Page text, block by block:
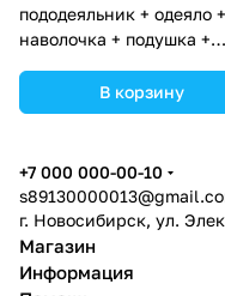
пододеяльник + одеяло +
наволочка + подушка +
0-1бб_03) цвета в
ассортименте.
В корзину
+7 000 000-00-10
г. Новосибирск, ул.
Магазин
Информация